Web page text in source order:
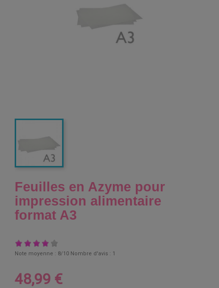
Feuilles en Azyme pour
impression alimentaire
format A3
Note moyenne : 8/10 Nombre d'avis : 1
48,99 €